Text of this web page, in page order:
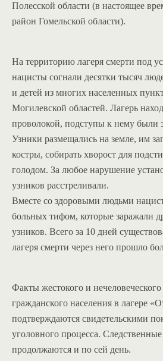
Полесской области (в настоящее
район Гомельской области).
На территорию лагеря смерти под
нацисты согнали десятки тысяч
и детей из многих населенных
Могилевской областей. Лагерь
проволокой, подступы к нему были
Узники размещались на земле, им
костры, собирать хворост для
голодом. За любое нарушение
узников расстреливали.
Вместе со здоровыми людьми
больных тифом, которые заражали
узников. Всего за 10 дней
лагеря смерти через него прошло
Факты жестокого и
гражданского населения в лагере
подтверждаются свидетельскими
уголовного процесса.
продолжаются и по сей день.